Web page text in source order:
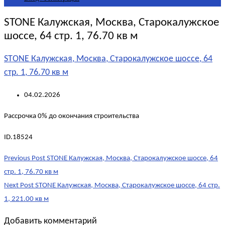
STONE Калужская, Москва, Старокалужское
шоссе, 64 стр. 1, 76.70 кв м
STONE Калужская, Москва, Старокалужское шоссе, 64
стр. 1, 76.70 кв м
04.02.2026
Рассрочка 0% до окончания строительства
ID.18524
Post
navigation
Previous Post STONE Калужская, Москва, Старокалужское шоссе, 64
стр. 1, 76.70 кв м
Next Post STONE Калужская, Москва, Старокалужское шоссе, 64 стр.
1, 221.00 кв м
Добавить комментарий